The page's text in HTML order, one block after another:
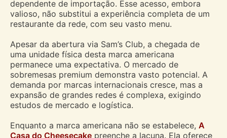
dependente de importação. Esse acesso, embora
valioso, não substitui a experiência completa de um
restaurante da rede, com seu vasto menu.
Apesar da abertura via Sam’s Club, a chegada de
uma unidade física desta marca americana
permanece uma expectativa. O mercado de
sobremesas premium demonstra vasto potencial. A
demanda por marcas internacionais cresce, mas a
expansão de grandes redes é complexa, exigindo
estudos de mercado e logística.
Enquanto a marca americana não se estabelece, A
Casa do Cheesecake preenche a lacuna. Ela oferece